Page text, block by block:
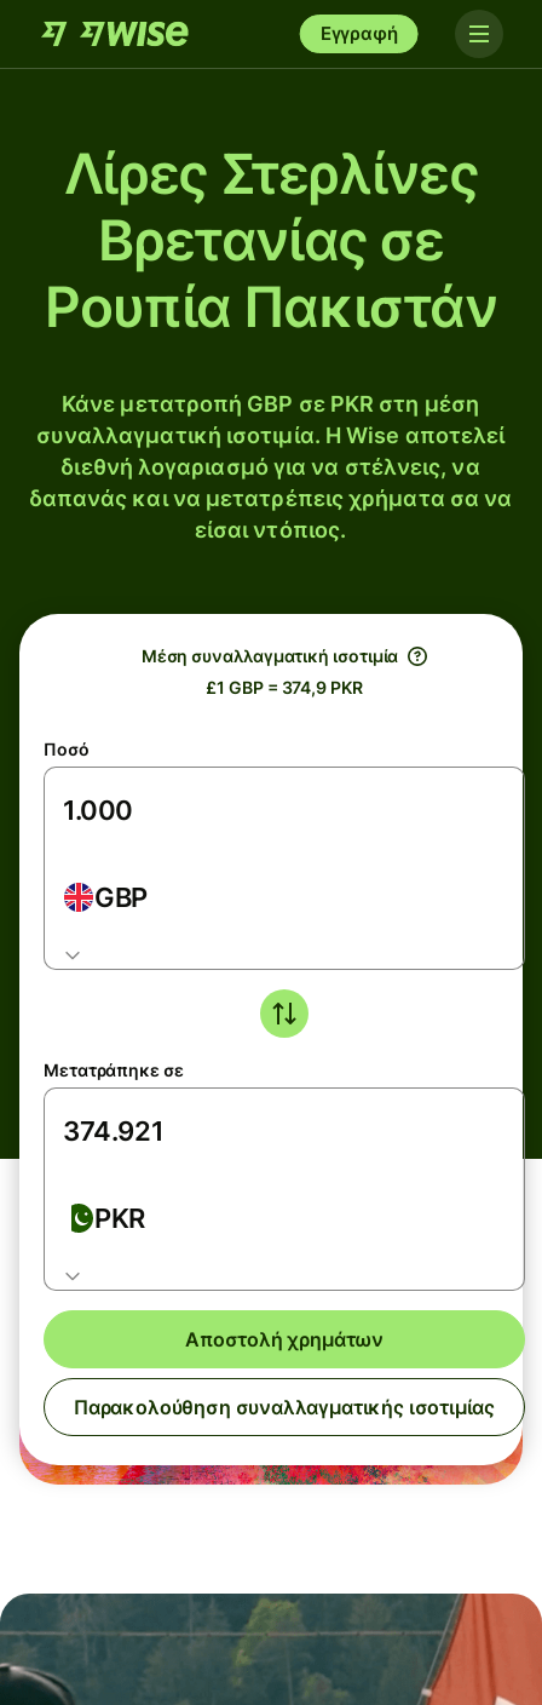
Εγγραφή
Λίρες Στερλίνες
Βρετανίας σε
Ρουπία Πακιστάν
Κάνε μετατροπή GBP σε PKR στη μέση
συναλλαγματική ισοτιμία. Η Wise αποτελεί
διεθνή λογαριασμό για να στέλνεις, να
δαπανάς και να μετατρέπεις χρήματα σα να
είσαι ντόπιος.
Μέση συναλλαγματική ισοτιμία
£1 GBP = 374,9 PKR
Ποσό
GBP
Μετατράπηκε σε
PKR
Αποστολή χρημάτων
Παρακολούθηση συναλλαγματικής ισοτιμίας